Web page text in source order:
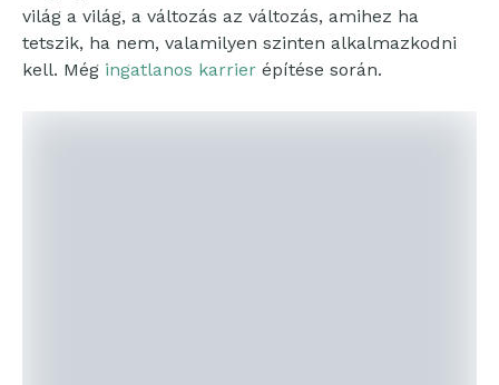
világ a világ, a változás az változás, amihez ha
tetszik, ha nem, valamilyen szinten alkalmazkodni
kell. Még ingatlanos karrier építése során.